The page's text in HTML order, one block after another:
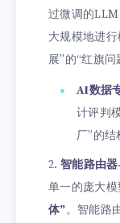
过微调的
大规模地进
展”的“红旗问
AI数据
计评判
厂”的结
智能路由
单一的庞大
体”。智能路